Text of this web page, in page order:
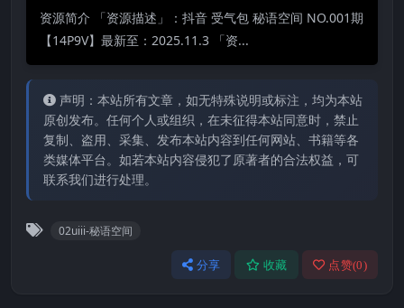
资源简介 「资源描述」：抖音 受气包 秘语空间 NO.001期
【14P9V】最新至：2025.11.3 「资...
声明：本站所有文章，如无特殊说明或标注，均为本站
原创发布。任何个人或组织，在未征得本站同意时，禁止
复制、盗用、采集、发布本站内容到任何网站、书籍等各
类媒体平台。如若本站内容侵犯了原著者的合法权益，可
联系我们进行处理。
02uiii-秘语空间
分享 收藏 点赞(0)